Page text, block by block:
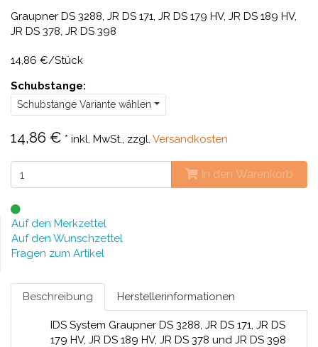
Graupner DS 3288, JR DS 171, JR DS 179 HV, JR DS 189 HV,
JR DS 378, JR DS 398
14,86 €/Stück
Schubstange:
Schubstange Variante wählen
14,86 € * inkl. MwSt., zzgl. Versandkosten
In den Warenkorb
Auf den Merkzettel
Auf den Wunschzettel
Fragen zum Artikel
Beschreibung Herstellerinformationen
IDS System Graupner DS 3288, JR DS 171, JR DS
179 HV, JR DS 189 HV, JR DS 378 und JR DS 398